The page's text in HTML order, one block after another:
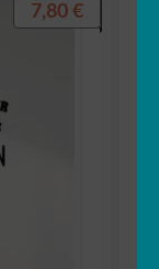
7,80 €